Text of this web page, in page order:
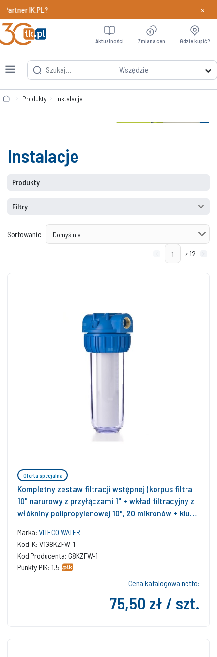
IK.PL? Dowiedz
×
Wszędzie
Aktualności Zmiana cen Gdzie kupić?
Produkty Instalacje
Instalacje
Produkty
Filtry
Sortowanie
z 12
Oferta specjalna
Kompletny zestaw filtracji wstępnej (korpus filtra
10" narurowy z przyłączami 1" + wkład filtracyjny z
włókniny polipropylenowej 10", 20 mikronów + klucz
filtra)
Marka: VITECO WATER
Kod IK: V1G8KZFW-1
Kod Producenta: G8KZFW-1
Punkty PIK: 1.5
Cena katalogowa netto:
75,50 zł / szt.